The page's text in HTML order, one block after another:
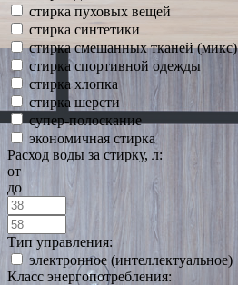
стирка пуховых вещей
стирка синтетики
стирка смешанных тканей (микс)
стирка спортивной одежды
стирка хлопка
стирка шерсти
супер-полоскание
экономичная стирка
Расход воды за стирку, л:
от
до
Тип управления:
электронное (интеллектуальное)
Класс энергопотребления: